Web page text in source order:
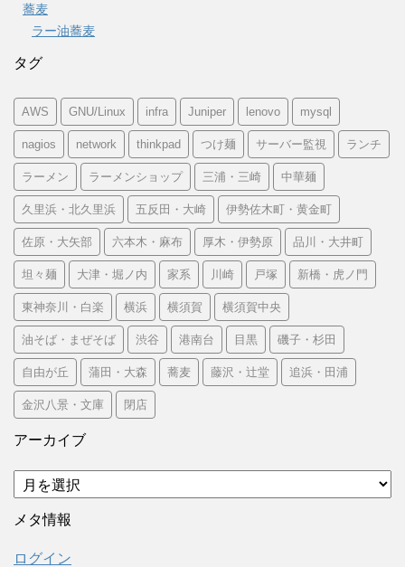
蕎麦
ラー油蕎麦
タグ
AWS GNU/Linux infra Juniper lenovo mysql
nagios network thinkpad つけ麺 サーバー監視 ランチ
ラーメン ラーメンショップ 三浦・三崎 中華麺
久里浜・北久里浜 五反田・大崎 伊勢佐木町・黄金町
佐原・大矢部 六本木・麻布 厚木・伊勢原 品川・大井町
坦々麺 大津・堀ノ内 家系 川崎 戸塚 新橋・虎ノ門
東神奈川・白楽 横浜 横須賀 横須賀中央
油そば・まぜそば 渋谷 港南台 目黒 磯子・杉田
自由が丘 蒲田・大森 蕎麦 藤沢・辻堂 追浜・田浦
金沢八景・文庫 閉店
アーカイブ
ア
ー
カ
ブ
メタ情報
ログイン